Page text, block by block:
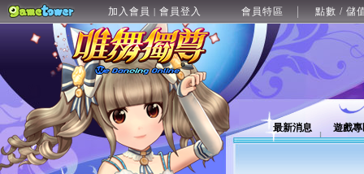
加入會員 | 會員登入 會員特區 點數 / 儲
最新消息 遊戲